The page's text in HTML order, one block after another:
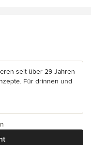
Sternen
seit über 29 Jahren
Für drinnen und